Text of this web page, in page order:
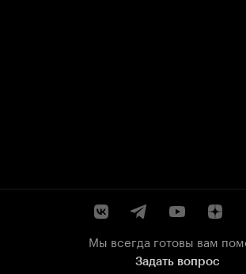
Мы всегда готовы вам
Задать вопрос